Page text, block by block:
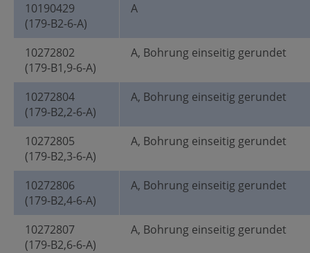
10190429
(179-B2-6-A)
A
10272802
(179-B1,9-6-A)
A, Bohrung einseitig gerundet
10272804
(179-B2,2-6-A)
A, Bohrung einseitig gerundet
10272805
(179-B2,3-6-A)
A, Bohrung einseitig gerundet
10272806
(179-B2,4-6-A)
A, Bohrung einseitig gerundet
10272807
(179-B2,6-6-A)
A, Bohrung einseitig gerundet